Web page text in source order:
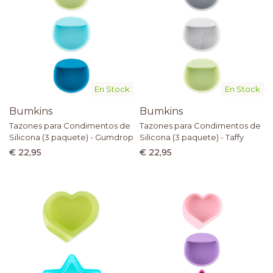
En Stock
Bumkins
Tazones para Condimentos de
Silicona (3 paquete) - Gumdrop
€ 22,95
En Stock
Bumkins
Tazones para Condimentos de
Silicona (3 paquete) - Taffy
€ 22,95